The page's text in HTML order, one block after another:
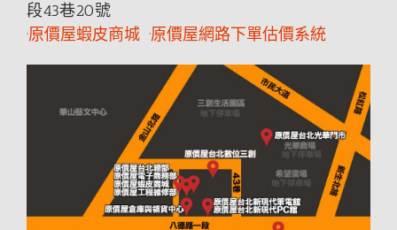
段43巷20號
·原價屋蝦皮商城 ·原價屋網路下單估價系統